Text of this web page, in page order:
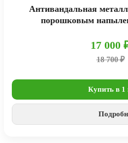
Антивандальная
порошковым
17 000
18 700 ₽
Купить в 1